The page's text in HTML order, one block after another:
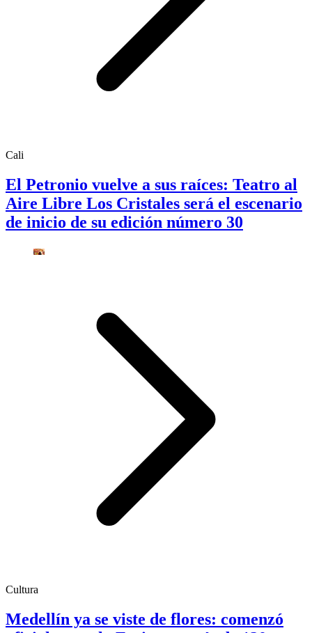
Cali
El Petronio vuelve a sus raíces: Teatro al
Aire Libre Los Cristales será el escenario
de inicio de su edición número 30
Cultura
Medellín ya se viste de flores: comenzó